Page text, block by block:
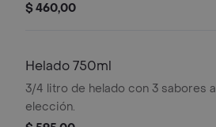
$ 460,00
Helado 750ml
3/4 litro de helado con 3 sabores a
elección.